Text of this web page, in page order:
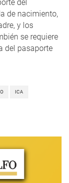
del
de nacimiento,
y los
se requiere
del pasaporte
ICA